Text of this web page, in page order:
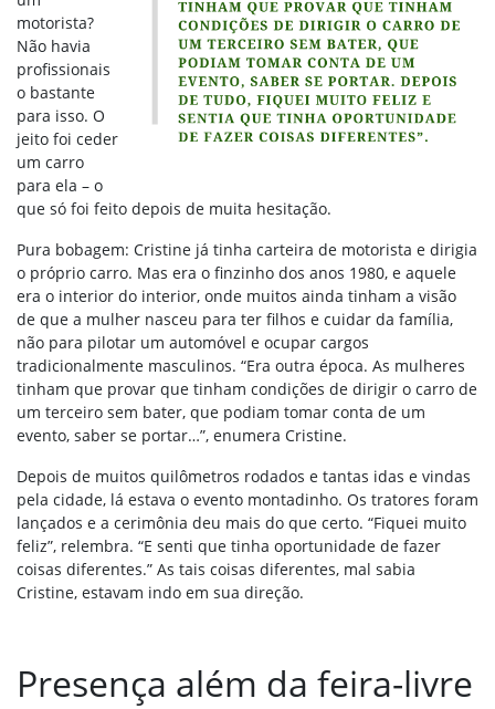
motorista?
Não havia
profissionais
o bastante
para isso. O
jeito foi ceder
um carro
para ela – o
que só foi feito depois de muita hesitação.
Pura bobagem: Cristine já tinha carteira de motorista e dirigia
o próprio carro. Mas era o finzinho dos anos 1980, e aquele
era o interior do interior, onde muitos ainda tinham a visão
de que a mulher nasceu para ter filhos e cuidar da família,
não para pilotar um automóvel e ocupar cargos
tradicionalmente masculinos. “Era outra época. As mulheres
tinham que provar que tinham condições de dirigir o carro de
um terceiro sem bater, que podiam tomar conta de um
evento, saber se portar…”, enumera Cristine.
Depois de muitos quilômetros rodados e tantas idas e vindas
pela cidade, lá estava o evento montadinho. Os tratores foram
lançados e a cerimônia deu mais do que certo. “Fiquei muito
feliz”, relembra. “E senti que tinha oportunidade de fazer
coisas diferentes.” As tais coisas diferentes, mal sabia
Cristine, estavam indo em sua direção.
Presença além da feira-livre